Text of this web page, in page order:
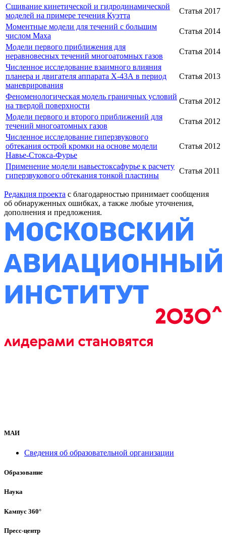
Сшивание кинетической и гидродинамической
моделей на примере течения Куэтта
Статья 2017
Моментные модели для течений с большим
числом Маха
Статья 2014
Модели первого приближения для
неравновесных течений многоатомных газов
Статья 2014
Численное исследование взаимного влияния
планера и двигателя аппарата Х-43А в период
маневрирования
Статья 2013
Феноменологическая модель граничных условий
на твердой поверхности
Статья 2012
Модели первого и второго приближений для
течений многоатомных газов
Статья 2012
Численное исследование гиперзвукового
обтекания острой кромки на основе модели
Навье-Стокса-Фурье
Статья 2012
Применение модели навьестоксафурье к расчету
гиперзвукового обтекания тонкой пластины
Статья 2011
Редакция проекта с благодарностью принимает сообщения
об обнаруженных ошибках, а также любые уточнения,
дополнения и предложения.
МАИ
Сведения об образовательной организации
Образование
Наука
Кампус 360°
Пресс-центр